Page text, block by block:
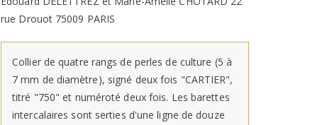
rue Drouot 75009 PARIS
Collier de quatre rangs de perles de culture (5 à
7 mm de diamètre), signé deux fois "CARTIER",
titré "750" et numéroté deux fois. Les barettes
intercalaires sont serties d'une ligne de douze